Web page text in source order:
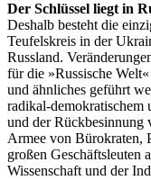
Der Schlüssel liegt in
Deshalb besteht die
Teufelskreis in der
Russland.
für die »Russische
und ähnliches geführt
radikal-demokratischem
und der Rückbesinnung
Armee von Bürokraten,
großen Geschäftsleuten
Wissenschaft und der